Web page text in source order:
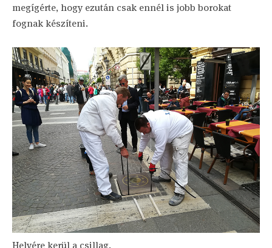
megígérte, hogy ezután csak ennél is jobb borokat
fognak készíteni.
Helyére kerül a csillag.